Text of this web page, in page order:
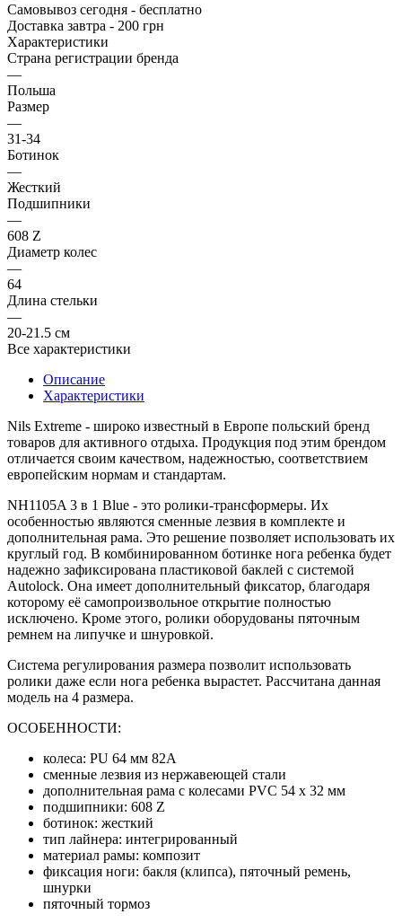
Самовывоз сегодня - бесплатно
Доставка завтра - 200 грн
Характеристики
Страна регистрации бренда
—
Польша
Размер
—
31-34
Ботинок
—
Жесткий
Подшипники
—
608 Z
Диаметр колес
—
64
Длина стельки
—
20-21.5 см
Все характеристики
Описание
Характеристики
Nils Extreme - широко известный в Европе польский бренд
товаров для активного отдыха. Продукция под этим брендом
отличается своим качеством, надежностью, соответствием
европейским нормам и стандартам.
NH1105A 3 в 1 Blue - это ролики-трансформеры. Их
особенностью являются сменные лезвия в комплекте и
дополнительная рама. Это решение позволяет использовать их
круглый год. В комбинированном ботинке нога ребенка будет
надежно зафиксирована пластиковой баклей с системой
Autolock. Она имеет дополнительный фиксатор, благодаря
которому её самопроизвольное открытие полностью
исключено. Кроме этого, ролики оборудованы пяточным
ремнем на липучке и шнуровкой.
Система регулирования размера позволит использовать
ролики даже если нога ребенка вырастет. Рассчитана данная
модель на 4 размера.
ОСОБЕННОСТИ:
колеса: PU 64 мм 82А
сменные лезвия из нержавеющей стали
дополнительная рама с колесами PVC 54 х 32 мм
подшипники: 608 Z
ботинок: жесткий
тип лайнера: интегрированный
материал рамы: композит
фиксация ноги: бакля (клипса), пяточный ремень,
шнурки
пяточный тормоз